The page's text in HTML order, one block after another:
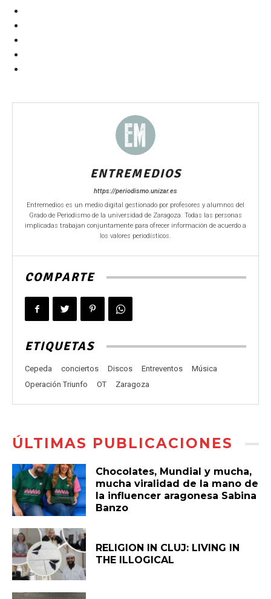
ENTREMEDIOS
https://periodismo.unizar.es
Entremedios es un medio digital gestionado por profesores y alumnos del
Grado de Periodismo de la universidad de Zaragoza. Todas las personas
implicadas trabajan conjuntamente para ofrecer información de acuerdo a
los valores periodísticos.
COMPARTE
ETIQUETAS
Cepeda conciertos Discos Entreventos
Música
Operación Triunfo
OT Zaragoza
ÚLTIMAS PUBLICACIONES
Chocolates, Mundial y mucha,
mucha viralidad de la mano de
la influencer aragonesa Sabina
Banzo
RELIGION IN CLUJ: LIVING IN
THE ILLOGICAL